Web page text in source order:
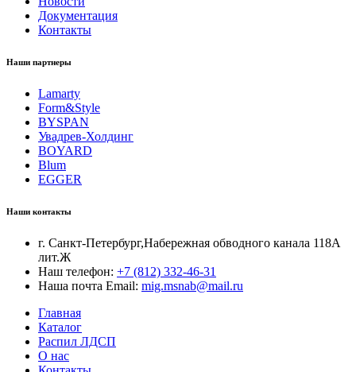
Документация
Контакты
Наши партнеры
Lamarty
Form&Style
BYSPAN
Увадрев-Холдинг
BOYARD
Blum
EGGER
Наши контакты
г. Санкт-Петербург,Набережная обводного канала 118А
лит.Ж
Наш телефон: +7 (812) 332-46-31
Наша почта Email: mig.msnab@mail.ru
Главная
Каталог
Распил ЛДСП
О нас